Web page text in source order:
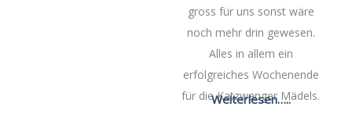
gross für uns sonst wäre
noch mehr drin gewesen.
Alles in allem ein
erfolgreiches Wochenende
für die Katzwanger Mädels.
Weiterlesen…..